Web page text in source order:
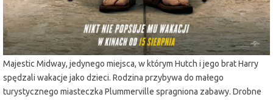
wakacje. Bob Odenkirk powraca jako mąż, ojciec i pracoholik Hutch
Mansell w nowym rozdziale hitu „Nikt”z 2021 r. Hutch i jego żona
Becca (Connie Nielsen) są przepracowani i oddalają się od siebie.
Postanawiają więc zabrać swoje dzieci na wycieczkę do Wild Bill's
Majestic Midway, jedynego miejsca, w którym Hutch i jego brat Harry
spędzali wakacje jako dzieci. Rodzina przybywa do małego
turystycznego miasteczka Plummerville spragniona zabawy. Drobne